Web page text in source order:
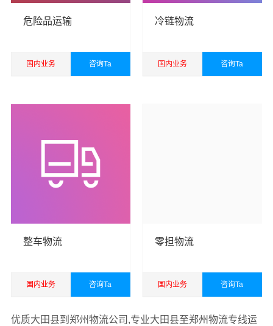
郑州物流的优质平台，始终致力于为客户提供优质高效的
大田县到郑州物流公司,大田县物流到郑州,大田县至郑州物
客户的认可和口碑相传，如果您有意向选择我们，我们非
常乐意为您解决物流相关问题。当然，还有很多优秀的
流公司也提供从大田县发物流到郑州的运输服务，您也可
优质大田县到郑州物流公司
运输（上门取货 送货到门）从大田县发货运去郑州、大田
危险品运输
国内业务 咨询Ta
冷链物流
国内业务 咨询Ta
整车物流
国内业务 咨询Ta
零担物流
国内业务 咨询Ta
优质大田县到郑州物流公司,专业大田县至郑州物流专线运